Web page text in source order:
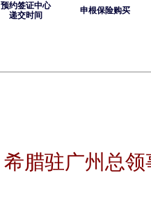
预约签证中心
递交时间
申根保险购买
希腊驻广州总